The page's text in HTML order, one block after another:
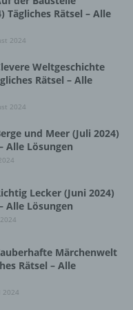
Tägliches Rätsel – Alle
2024
Weltgeschichte
Rätsel – Alle
2024
und Meer (Juli 2024)
Alle Lösungen
Lecker (Juni 2024)
Alle Lösungen
Märchenwelt
Rätsel – Alle
2024
Erfassen, die
die Speicherung,
das
Form der
oder die
das
ist die
mit dem Ziel, ihre